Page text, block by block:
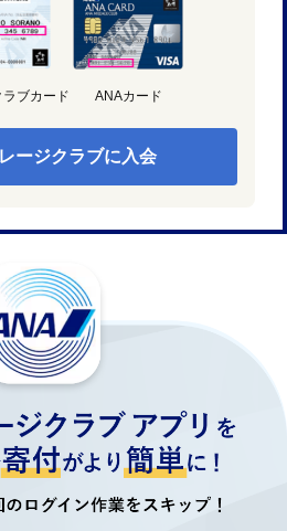
ブカード ANAカード
ージクラブに入会